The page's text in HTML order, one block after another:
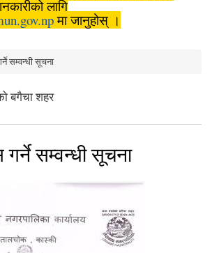
लागि
मा जानुहोस् ।
सम्वन्धी सूचना
शहर
सम्वन्धी सूचना